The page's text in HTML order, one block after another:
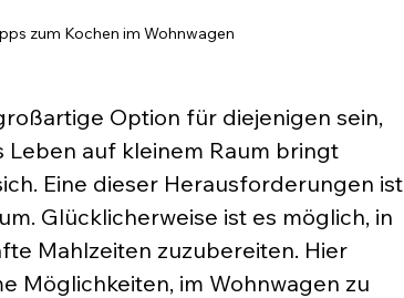
zum Kochen im Wohnwagen
Option für diejenigen sein,
Leben auf kleinem Raum bringt
Eine dieser Herausforderungen ist
Glücklicherweise ist es möglich, in
Mahlzeiten zuzubereiten. Hier
Möglichkeiten, im Wohnwagen zu